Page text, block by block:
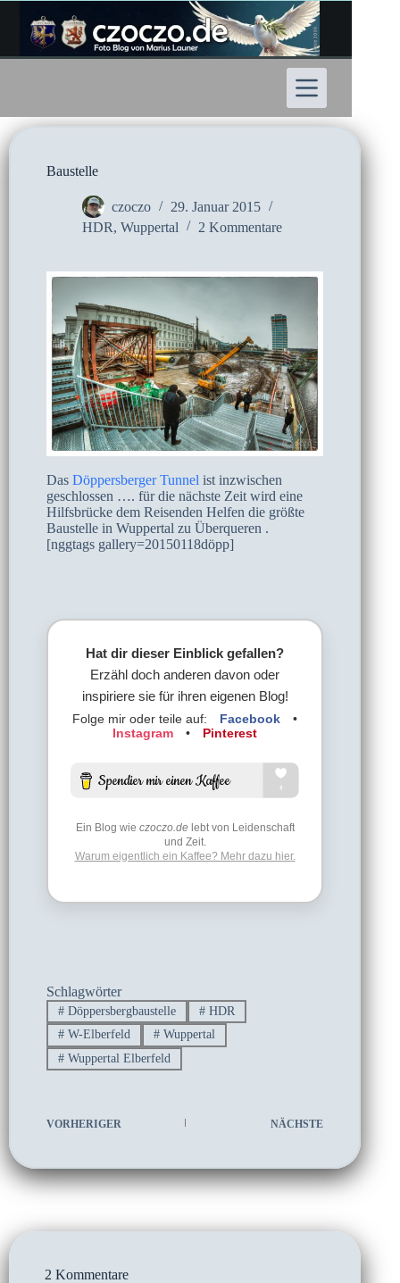
Inhalt
springen
Baustelle
czoczo
29. Januar 2015
HDR, Wuppertal 2 Kommentare
Das Döppersberger Tunnel ist inzwischen
geschlossen …. für die nächste Zeit wird eine
Hilfsbrücke dem Reisenden Helfen die größte
Baustelle in Wuppertal zu Überqueren .
[nggtags gallery=20150118döpp]
Hat dir dieser Einblick gefallen?
Erzähl doch anderen davon oder
inspiriere sie für ihren eigenen Blog!
Folge mir oder teile auf: Facebook
•
Instagram
• Pinterest
Ein Blog wie czoczo.delebt von Leidenschaft
und Zeit.
Warum eigentlich ein Kaffee? Mehr dazu hier.
Schlagwörter
#Döppersbergbaustelle #HDR
#W-Elberfeld #Wuppertal
#Wuppertal Elberfeld
VORHERIGER NÄCHSTE
2 Kommentare